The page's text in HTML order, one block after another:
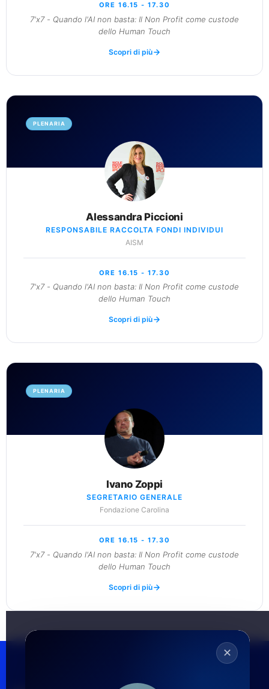
ORE 16.15 - 17.30
7'x7 - Quando l'AI non basta: Il Non Profit come custode
dello Human Touch
Scopri di più
PLENARIA
Alessandra Piccioni
RESPONSABILE RACCOLTA FONDI INDIVIDUI
AISM
ORE 16.15 - 17.30
7'x7 - Quando l'AI non basta: Il Non Profit come custode
dello Human Touch
Scopri di più
PLENARIA
Ivano Zoppi
SEGRETARIO GENERALE
Fondazione Carolina
ORE 16.15 - 17.30
7'x7 - Quando l'AI non basta: Il Non Profit come custode
dello Human Touch
Scopri di più
✕